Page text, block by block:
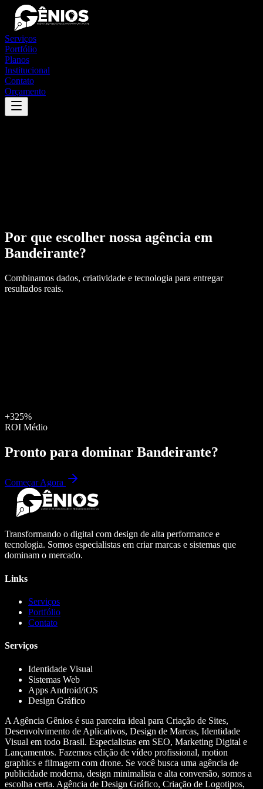
Serviços
Portfólio
Planos
Institucional
Contato
Orçamento
Por que escolher nossa agência em
Bandeirante?
Combinamos dados, criatividade e tecnologia para entregar
resultados reais.
+325%
ROI Médio
Pronto para dominar Bandeirante?
Começar Agora
Transformando o digital com design de alta performance e
tecnologia. Somos especialistas em criar marcas e sistemas que
dominam o mercado.
Links
Serviços
Portfólio
Contato
Serviços
Identidade Visual
Sistemas Web
Apps Android/iOS
Design Gráfico
A Agência Gênios é sua parceira ideal para Criação de Sites,
Desenvolvimento de Aplicativos, Design de Marcas, Identidade
Visual em todo Brasil. Especialistas em SEO, Marketing Digital e
Lançamentos. Fazemos edição de vídeo profissional, motion
graphics e filmagem com drone. Se você busca uma agência de
publicidade moderna, design minimalista e alta conversão, somos a
escolha certa. Agência de Design Gráfico, Criação de Logotipos,